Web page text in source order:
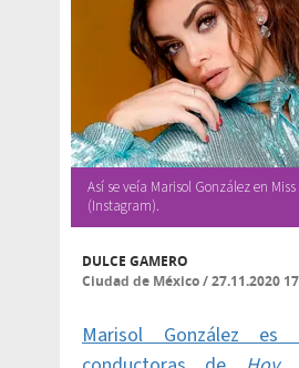
Así se veía Marisol González en
(Instagram).
DULCE GAMERO
Ciudad de México/27.11.2020
Marisol González